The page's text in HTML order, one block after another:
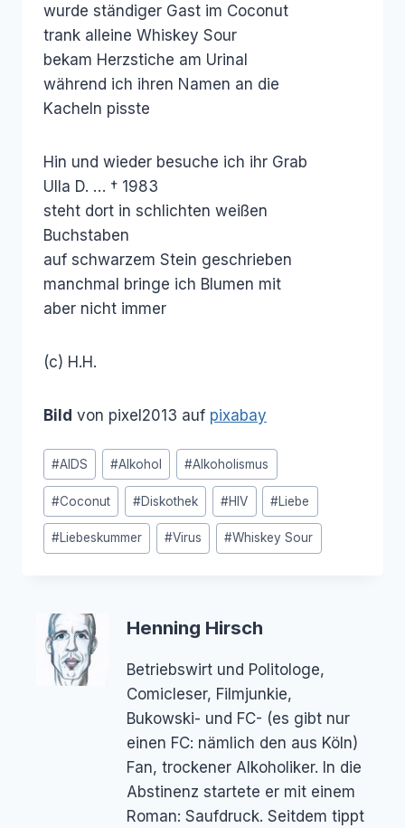
wurde ständiger Gast im Coconut
trank alleine Whiskey Sour
bekam Herzstiche am Urinal
während ich ihren Namen an die
Kacheln pisste
Hin und wieder besuche ich ihr Grab
Ulla D. … † 1983
steht dort in schlichten weißen
Buchstaben
auf schwarzem Stein geschrieben
manchmal bringe ich Blumen mit
aber nicht immer
(c) H.H.
Bild von pixel2013 auf pixabay
Schlagworte:
#AIDS #Alkohol #Alkoholismus
#Coconut #Diskothek #HIV #Liebe
#Liebeskummer #Virus #Whiskey Sour
Henning Hirsch
Betriebswirt und Politologe,
Comicleser, Filmjunkie,
Bukowski- und FC- (es gibt nur
einen FC: nämlich den aus Köln)
Fan, trockener Alkoholiker. In die
Abstinenz startete er mit einem
Roman: Saufdruck. Seitdem tippt